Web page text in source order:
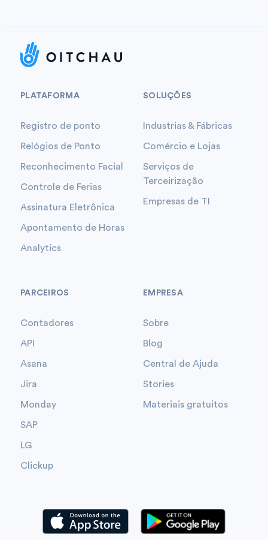
PLATAFORMA
Registro de ponto
Relógios de Ponto
Reconhecimento Facial
Controle de Ferias
Assinatura Eletrônica
Apontamento de Horas
Analytics
SOLUÇÕES
Industrias & Fábricas
Comércio e Lojas
Serviços de
Terceirização
Empresas de TI
PARCEIROS
Contadores
API
Asana
Jira
Monday
SAP
LG
Clickup
EMPRESA
Sobre
Blog
Central de Ajuda
Stories
Materiais gratuitos